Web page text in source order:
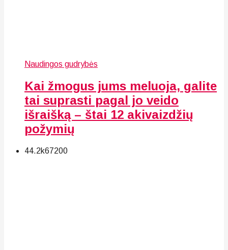
Naudingos gudrybės
Kai žmogus jums meluoja, galite
tai suprasti pagal jo veido
išraišką – štai 12 akivaizdžių
požymių
44.2k67200